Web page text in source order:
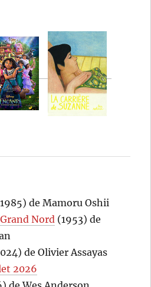
de Mamoru Oshii
Nord (1953) de
de Olivier Assayas
2026